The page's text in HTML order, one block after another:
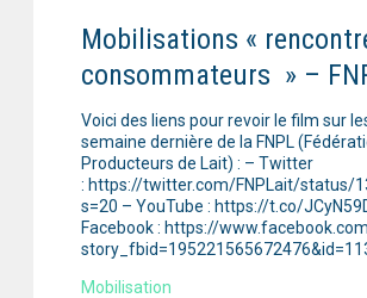
Mobilisations «
consommateurs » –
Voici des liens pour revoir le film sur
semaine dernière de la FNPL
Producteurs de Lait) : – Twitter
: https://twitter.com/FNPLait/status/
s=20 – YouTube : https://t.co/
Facebook : https://
Mobilisation